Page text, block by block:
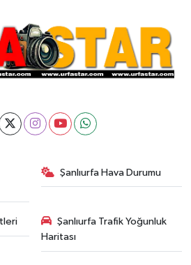
Şanlıurfa Hava Durumu
Şanlıurfa Trafik Yoğunluk
Haritası